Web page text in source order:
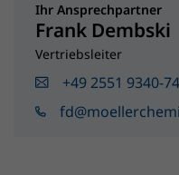
Ihr Ansprechpartner
Frank Dembski
Vertriebsleiter
+49 2551 9340-74